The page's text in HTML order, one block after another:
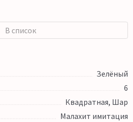
В список
Зелёный
6
Квадратная, Шар
Малахит имитация